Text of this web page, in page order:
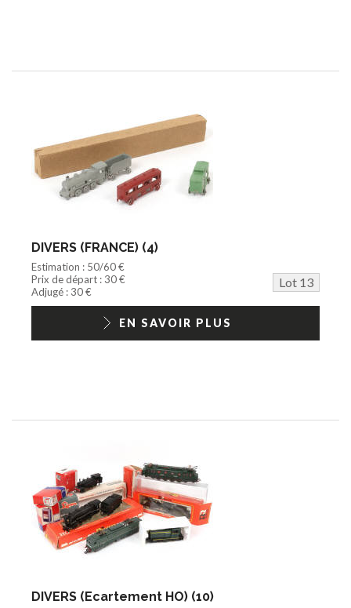
DIVERS (FRANCE) (4)
Estimation : 50/60 €
Prix de départ : 30 €
Lot 13
Adjugé : 30 €
EN SAVOIR PLUS
DIVERS (Ecartement HO) (10)